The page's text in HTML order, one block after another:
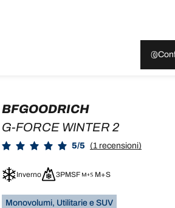
BFGOODRICH
G-FORCE WINTER 2
5/5 (1 recensioni)
Inverno 3PMSF M+S
Monovolumi, Utilitarie e SUV